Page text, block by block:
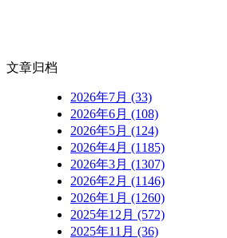
文章归档
2026年7月 (33)
2026年6月 (108)
2026年5月 (124)
2026年4月 (1185)
2026年3月 (1307)
2026年2月 (1146)
2026年1月 (1260)
2025年12月 (572)
2025年11月 (36)